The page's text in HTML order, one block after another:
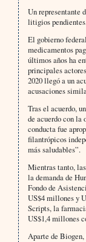
Un representante
litigios
El gobierno
medicamentos
últimos años ha
principales
2020 llegó a un
acusaciones
Tras el acuerdo,
de acuerdo con la
conducta fue
filantrópicos
más saludables”.
Mientras tanto,
la demanda de
Fondo de
US$4 millones y
Scripts, la
US$1,4 millones
Aparte de Biogen,